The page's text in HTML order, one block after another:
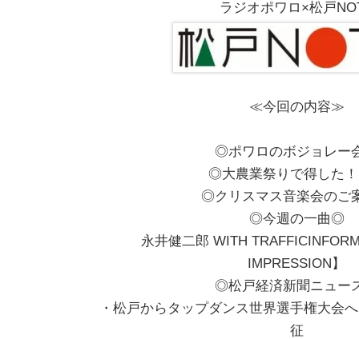
ラジオポワロ×松戸
≪今回の内容≫
◎ポワロのボジョレー
◎大農業祭りで得した
◎クリスマス音楽会のご
◎今週の一曲◎
永井健二郎 WITH
IMPRESSION】
◎松戸経済新聞ニュー
・松戸からタップダンス世界選手権大会
征